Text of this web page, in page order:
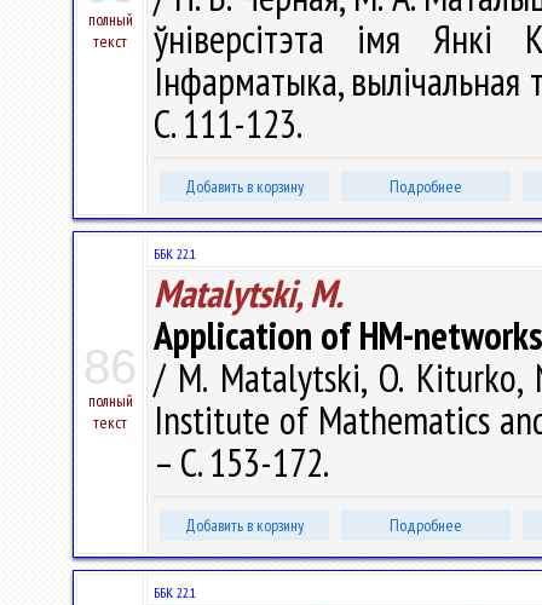
полный
текст
ўніверсітэта імя
Інфарматыка,
С. 111-123.
Добавить в корзину Подробнее
86
полный
текст
ББК 22.1
Matalytski, M.
Application of HM-
/ M. Matalytski, O. Kiturko,
Institute of Mathematics
– С. 153-172.
Добавить в корзину Подробнее
ББК 22.1